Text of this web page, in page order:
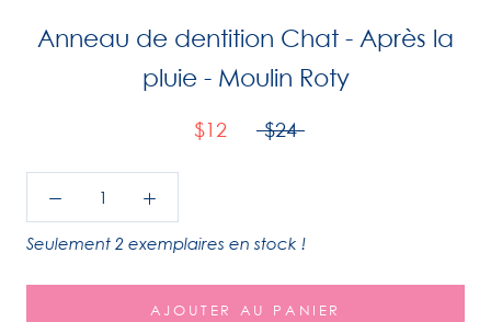
Anneau de dentition Chat - Après la
pluie - Moulin Roty
$12 $24
Seulement 2 exemplaires en stock !
AJOUTER AU PANIER